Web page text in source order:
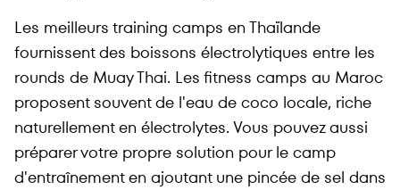
Les meilleurs training camps en Thaïlande
fournissent des boissons électrolytiques entre les
rounds de Muay Thai. Les fitness camps au Maroc
proposent souvent de l'eau de coco locale, riche
naturellement en électrolytes. Vous pouvez aussi
préparer votre propre solution pour le camp
d'entraînement en ajoutant une pincée de sel dans